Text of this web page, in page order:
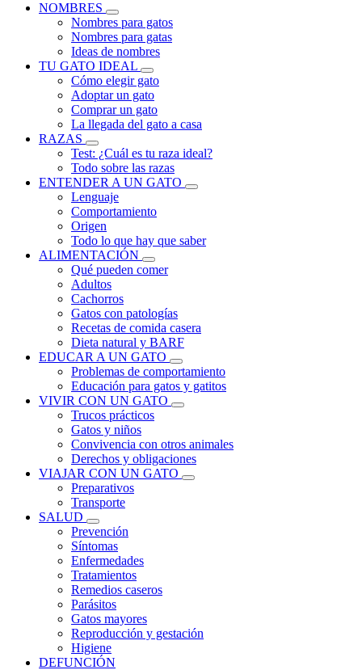
NOMBRES
Nombres para gatos
Nombres para gatas
Ideas de nombres
TU GATO IDEAL
Cómo elegir gato
Adoptar un gato
Comprar un gato
La llegada del gato a casa
RAZAS
Test: ¿Cuál es tu raza ideal?
Todo sobre las razas
ENTENDER A UN GATO
Lenguaje
Comportamiento
Origen
Todo lo que hay que saber
ALIMENTACIÓN
Qué pueden comer
Adultos
Cachorros
Gatos con patologías
Recetas de comida casera
Dieta natural y BARF
EDUCAR A UN GATO
Problemas de comportamiento
Educación para gatos y gatitos
VIVIR CON UN GATO
Trucos prácticos
Gatos y niños
Convivencia con otros animales
Derechos y obligaciones
VIAJAR CON UN GATO
Preparativos
Transporte
SALUD
Prevención
Síntomas
Enfermedades
Tratamientos
Remedios caseros
Parásitos
Gatos mayores
Reproducción y gestación
Higiene
DEFUNCIÓN